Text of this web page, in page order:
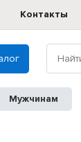
Контакты
Мужчинам